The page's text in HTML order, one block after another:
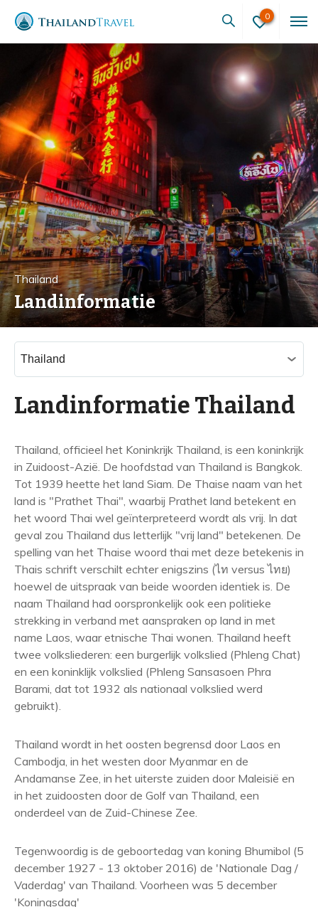
0
Thailand
Landinformatie
t
i
e
ë
n
Landinformatie Thailand
Thailand, officieel het Koninkrijk Thailand, is een koninkrijk
in Zuidoost-Azië. De hoofdstad van Thailand is Bangkok.
Tot 1939 heette het land Siam. De Thaise naam van het
land is "Prathet Thai", waarbij Prathet land betekent en
het woord Thai wel geïnterpreteerd wordt als vrij. In dat
geval zou Thailand dus letterlijk "vrij land" betekenen. De
spelling van het Thaise woord thai met deze betekenis in
Thais schrift verschilt echter enigszins (ไท versus ไทย)
hoewel de uitspraak van beide woorden identiek is. De
naam Thailand had oorspronkelijk ook een politieke
strekking in verband met aanspraken op land in met
name Laos, waar etnische Thai wonen. Thailand heeft
twee volksliederen: een burgerlijk volkslied (Phleng Chat)
en een koninklijk volkslied (Phleng Sansasoen Phra
Barami, dat tot 1932 als nationaal volkslied werd
gebruikt).
Thailand wordt in het oosten begrensd door Laos en
Cambodja, in het westen door Myanmar en de
Andamanse Zee, in het uiterste zuiden door Maleisië en
in het zuidoosten door de Golf van Thailand, een
onderdeel van de Zuid-Chinese Zee.
Tegenwoordig is de geboortedag van koning Bhumibol (5
december 1927 - 13 oktober 2016) de 'Nationale Dag /
Vaderdag' van Thailand. Voorheen was 5 december
'Koningsdag'